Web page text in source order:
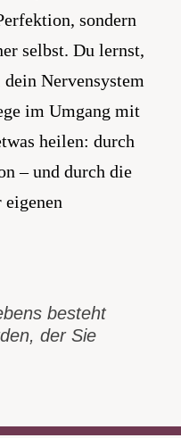
sondern
selbst. Du lernst,
Nervensystem
im Umgang mit
heilen: durch
– und durch die
besteht
der Sie